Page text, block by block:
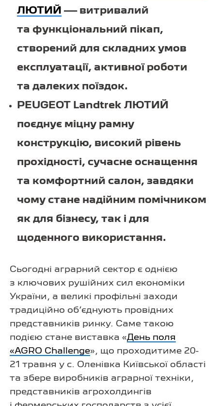
ЛЮТИЙ — витривалий
та функціональний пікап,
створений для складних умов
експлуатації, активної роботи
та далеких поїздок.
PEUGEOT Landtrek ЛЮТИЙ
поєднує міцну рамну
конструкцію, високий рівень
прохідності, сучасне оснащення
та комфортний салон, завдяки
чому стане надійним помічником
як для бізнесу, так і для
щоденного використання.
Сьогодні аграрний сектор є однією
з ключових рушійних сил економіки
України, а великі профільні заходи
традиційно об’єднують провідних
представників ринку. Саме такою
подією стане виставка «День поля
«AGRO Challenge», що проходитиме 20-
21 травня у с. Оленівка Київської області
та збере виробників аграрної техніки,
представників агрохолдингів